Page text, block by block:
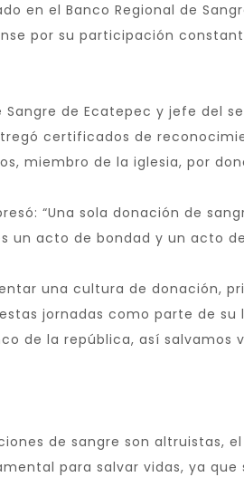
en el Banco Regional de
por su participación
Sangre de Ecatepec y jefe del
certificados de
miembro de la iglesia, por
“Una sola donación de
un acto de bondad y un acto
una cultura de donación,
jornadas como parte de su
de la república, así salvamos
de sangre son altruistas,
para salvar vidas, ya que